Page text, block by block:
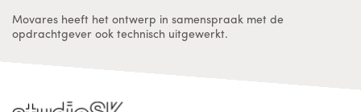
Movares heeft het ontwerp in samenspraak met de
opdrachtgever ook technisch uitgewerkt.